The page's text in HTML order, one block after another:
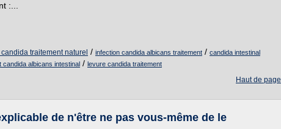
:...
traitement naturel / infection candida albicans traitement / candida intestinal
candida albicans intestinal / levure candida traitement
Haut de page
de n'être ne pas vous-même de le